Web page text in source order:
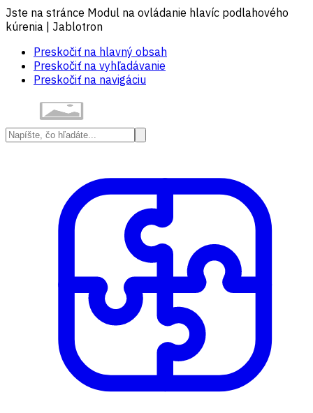
Jste na stránce Modul na ovládanie hlavíc podlahového
kúrenia | Jablotron
Preskočiť na hlavný obsah
Preskočiť na vyhľadávanie
Preskočiť na navigáciu